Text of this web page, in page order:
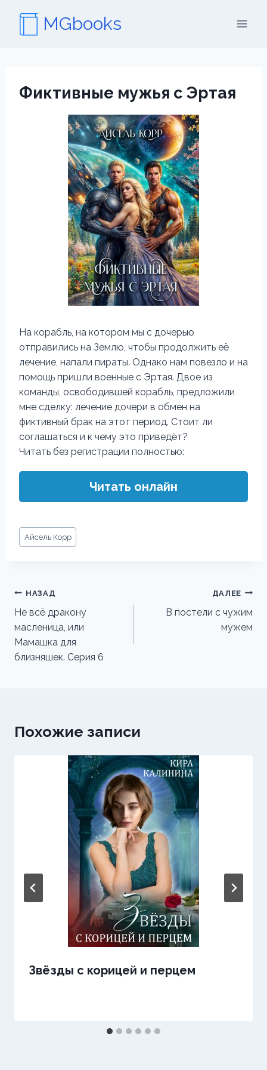
содержимому
MGbooks
Фиктивные мужья с Эртая
На корабль, на котором мы с дочерью
отправились на Землю, чтобы продолжить её
лечение, напали пираты. Однако нам повезло и на
помощь пришли военные с Эртая. Двое из
команды, освободившей корабль, предложили
мне сделку: лечение дочери в обмен на
фиктивный брак на этот период. Стоит ли
соглашаться и к чему это приведёт?
Читать без регистрации полностью:
Читать онлайн
Метки
записи:
Айсель Корр
Навигация
по
записям
НАЗАД
Не всё дракону
масленица, или
Мамашка для
близняшек. Серия 6
ДАЛЕЕ
В постели с чужим
мужем
Похожие записи
Звёзды с корицей и перцем